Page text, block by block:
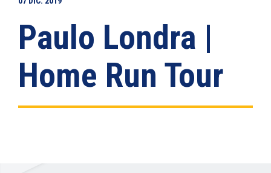
Paulo Londra |
Home Run Tour